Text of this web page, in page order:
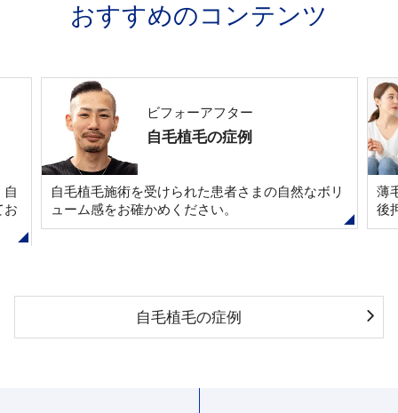
おすすめのコンテンツ
自
お
ビフォーアフター
自毛植毛の症例
自毛植毛施術を受けられた患者さまの自然なボリ
ューム感をお確かめください。
薄
後
自毛植毛の症例